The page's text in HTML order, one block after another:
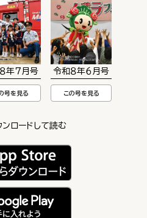
年７月号
号を見る
令和８年６月号
この号を見る
ンロードして読む